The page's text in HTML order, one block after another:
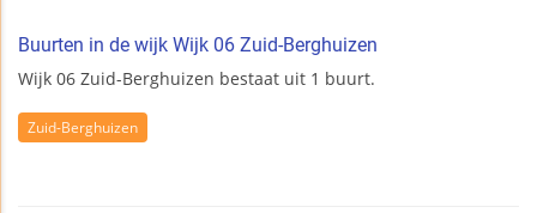
Buurten in de wijk Wijk 06 Zuid-Berghuizen
Wijk 06 Zuid-Berghuizen bestaat uit 1 buurt.
Zuid-Berghuizen